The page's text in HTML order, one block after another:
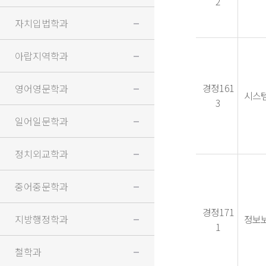
자치입법학과
아랍지역학과
영어영문학과
일어일문학과
정치외교학과
중어중문학과
지방행정학과
철학과
경정161
3
시스
경정171
1
정보